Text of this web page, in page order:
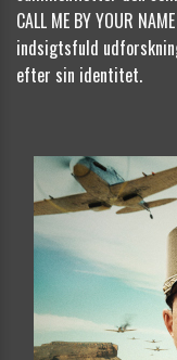
CALL ME BY YOUR
indsigtsfuld
efter sin identitet.